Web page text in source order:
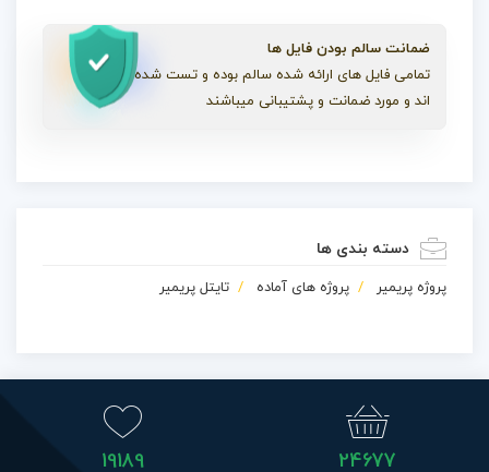
ضمانت سالم بودن فایل ها
تمامی فایل های ارائه شده سالم بوده و تست شده
اند و مورد ضمانت و پشتیبانی میباشند
دسته بندی ها
پروژه پریمیر پروژه های آماده تایتل پریمیر
24677
19189